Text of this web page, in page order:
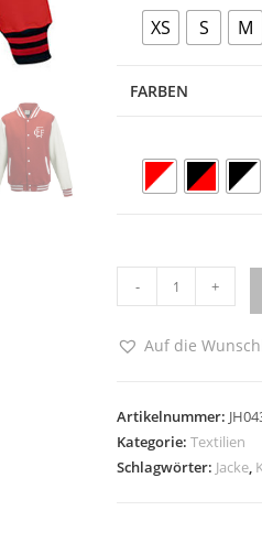
XS S M
FARBEN
Contrast
- +
Auf die
Artikelnummer:
Kategorie:Textilien
Schlagwörter: Jacke,